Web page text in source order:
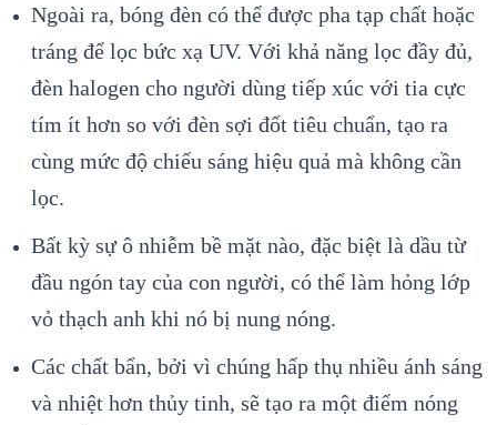
Ngoài ra, bóng đèn có thể được pha tạp chất hoặc
tráng để lọc bức xạ UV. Với khả năng lọc đầy đủ,
đèn halogen cho người dùng tiếp xúc với tia cực
tím ít hơn so với đèn sợi đốt tiêu chuẩn, tạo ra
cùng mức độ chiếu sáng hiệu quả mà không cần
lọc.
Bất kỳ sự ô nhiễm bề mặt nào, đặc biệt là dầu từ
đầu ngón tay của con người, có thể làm hỏng lớp
vỏ thạch anh khi nó bị nung nóng.
Các chất bẩn, bởi vì chúng hấp thụ nhiều ánh sáng
và nhiệt hơn thủy tinh, sẽ tạo ra một điểm nóng